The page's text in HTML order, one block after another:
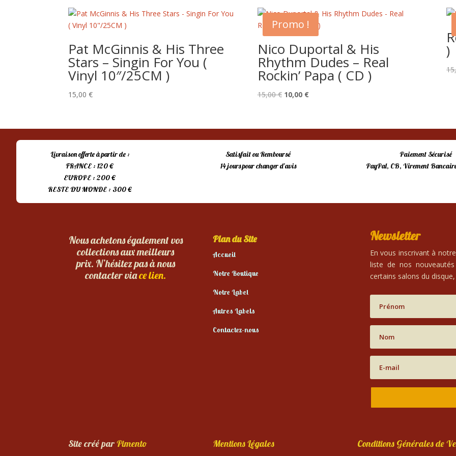
Pat McGinnis & His Three
Stars – Singin For You (
Vinyl 10″/25CM )
15,00€
Promo !
Nico Duportal & His
Rhythm Dudes – Real
Rockin’ Papa ( CD )
15,00€ Le
était :
15,00 €.
10,00 €Le
est :
10,00 €.
)
Livraison offerte à partir de :
FRANCE : 120 €
EUROPE : 200 €
RESTE DU MONDE : 300 €
Satisfait ou Remboursé
14 jours pour changer d’avis
Paiement Sécurisé
PayPal, CB, Virement Bancaire
Nous achetons également vos
collections aux meilleurs
prix. N’hésitez pas à nous
contacter viace lien.
Plan du Site
Accueil
Notre Boutique
Notre Label
Autres Labels
Contactez-nous
Newsletter
En vous inscrivant à
liste de nos
certains salons du
Site créé parPimento Mentions Légales Conditions Générales de